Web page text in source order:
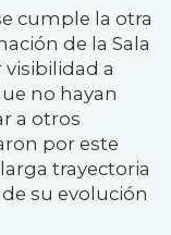
cumple la otra
de la Sala
visibilidad a
no hayan
a otros
por este
trayectoria
su evolución